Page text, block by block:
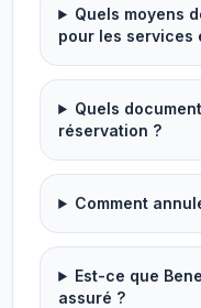
Quels moyens
pour les services
Quels
réservation ?
Comment
Est-ce que
assuré ?